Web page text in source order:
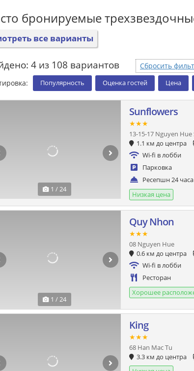
бронируемые
все варианты
4 из 108 вариантов
Сбросить
Популярность Оценка гостей Цена
1 / 24
Sunflowers
★★★
13-15-17 Nguyen
1.1 км до центра
Wi-fi в лобби
Парковка
Ресепшн 24 часа
Низкая цена
1 / 24
Quy Nhon
★★★
08 Nguyen Hue
0.6 км до центра
Wi-fi в лобби
Ресторан
Хорошее
King
★★★
68 Han Mac Tu
3.3 км до центра